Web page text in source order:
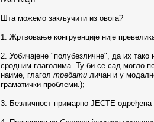
Шта можемо закључити из овога?
1. Жртвовање конгруенције није
2. Уобичајене "полубезличне", да их тако
сродним глаголима. Ту би се сад могло
наиме, глагол требати личан и у
граматички проблеми.);
3. Безличност примарно ЈЕСТЕ одређена